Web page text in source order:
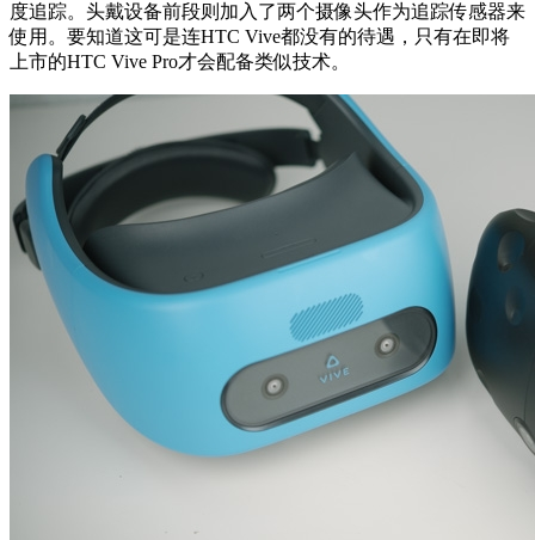
度追踪。头戴设备前段则加入了两个摄像头作为追踪传感器来
使用。要知道这可是连HTC Vive都没有的待遇，只有在即将
上市的HTC Vive Pro才会配备类似技术。